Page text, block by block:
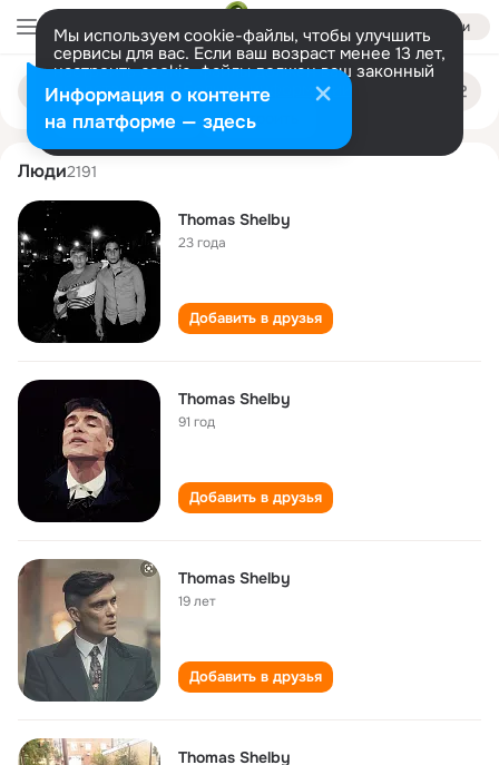
Войти
Мы используем cookie-файлы, чтобы улучшить
сервисы для вас. Если ваш возраст менее 13 лет,
настроить cookie-файлы должен ваш законный
представитель. Больше информации
Разрешить все Настроить
Поиск
людям
thomas shelby
Люди2191
Thomas Shelby
23 года
Добавить в друзья
Thomas Shelby
91 год
Добавить в друзья
Thomas Shelby
19 лет
Добавить в друзья
Thomas Shelby
Информация о контенте
на платформе — здесь